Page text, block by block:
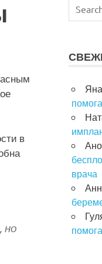
в
но
Яна
врача